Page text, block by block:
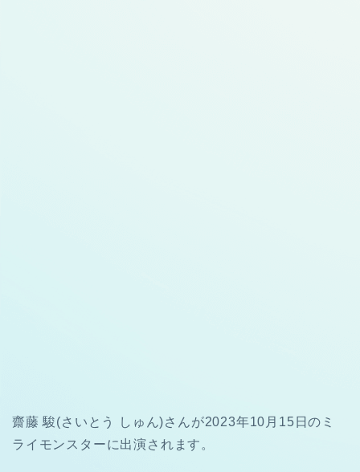
齋藤 駿(さいとう しゅん)さんが2023年10月15日のミ
ライモンスターに出演されます。